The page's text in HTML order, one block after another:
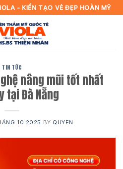
- KIẾN TẠO VẺ ĐẸP HOÀN MỸ
TIN TỨC
nâng mũi tốt nhất
tại Đà Nẵng
10 2025 BY QUYEN